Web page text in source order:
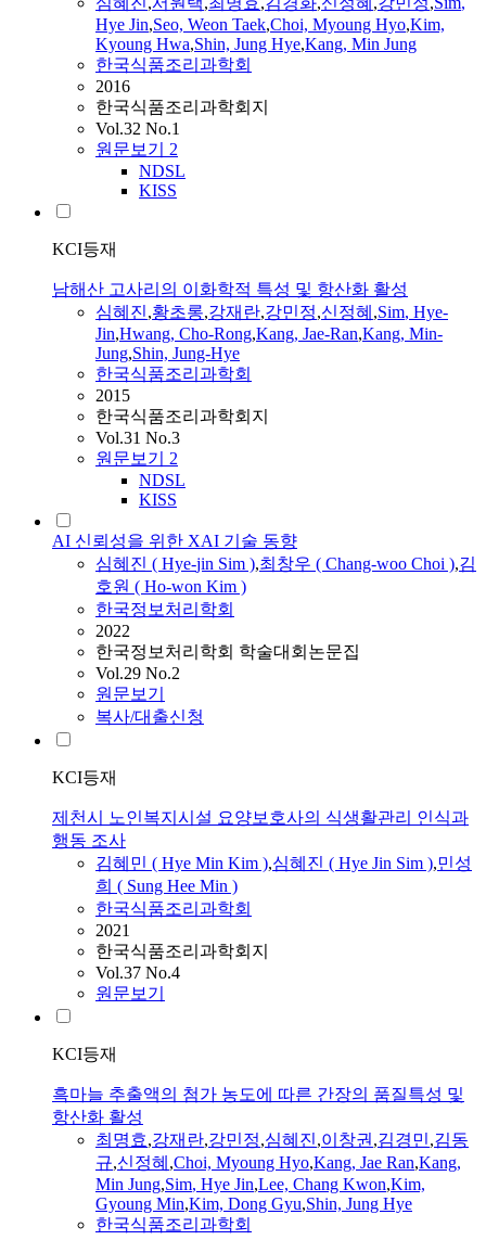
Hye Jin,Seo, Weon Taek,Choi, Myoung Hyo,Kim,
Kyoung Hwa,Shin, Jung Hye,Kang, Min Jung
한국식품조리과학회
2016
한국식품조리과학회지
Vol.32 No.1
원문보기 2
NDSL
KISS
KCI등재
남해산 고사리의 이화학적 특성 및 항산화 활성
심혜진,황초롱,강재란,강민정,신정혜 ,Sim, Hye-
Jin,Hwang, Cho-Rong,Kang, Jae-Ran,Kang, Min-
Jung,Shin, Jung-Hye
한국식품조리과학회
2015
한국식품조리과학회지
Vol.31 No.3
원문보기 2
NDSL
KISS
AI 신뢰성을 위한 XAI 기술 동향
심혜진 ( Hye-jin Sim ),최창우 ( Chang-woo Choi ),김
호원 ( Ho-won Kim )
한국정보처리학회
2022
한국정보처리학회 학술대회논문집
Vol.29 No.2
원문보기
복사/대출신청
KCI등재
제천시 노인복지시설 요양보호사의 식생활관리 인식과
행동 조사
김혜민 ( Hye Min Kim ),심혜진 ( Hye Jin Sim ),민성
희 ( Sung Hee Min )
한국식품조리과학회
2021
한국식품조리과학회지
Vol.37 No.4
원문보기
KCI등재
흑마늘 추출액의 첨가 농도에 따른 간장의 품질특성 및
항산화 활성
최명효,강재란,강민정,심혜진,이창권,김경민,김동
규,신정혜 ,Choi, Myoung Hyo,Kang, Jae Ran,Kang,
Min Jung,Sim, Hye Jin,Lee, Chang Kwon,Kim,
Gyoung Min,Kim, Dong Gyu,Shin, Jung Hye
한국식품조리과학회